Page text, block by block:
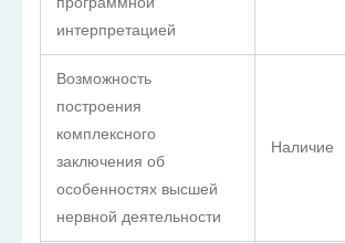
интерпретацией
Возможность
построения
комплексного
заключения об
особенностях высшей
нервной деятельности
Наличие